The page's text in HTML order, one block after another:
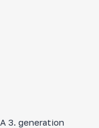
3. generation